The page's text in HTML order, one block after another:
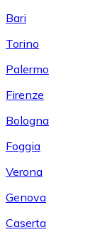
Bari
Torino
Palermo
Firenze
Bologna
Foggia
Verona
Genova
Caserta